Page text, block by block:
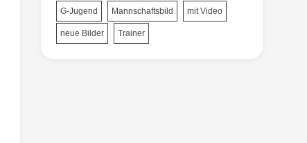
G-Jugend Mannschaftsbild mit Video
neue Bilder Trainer